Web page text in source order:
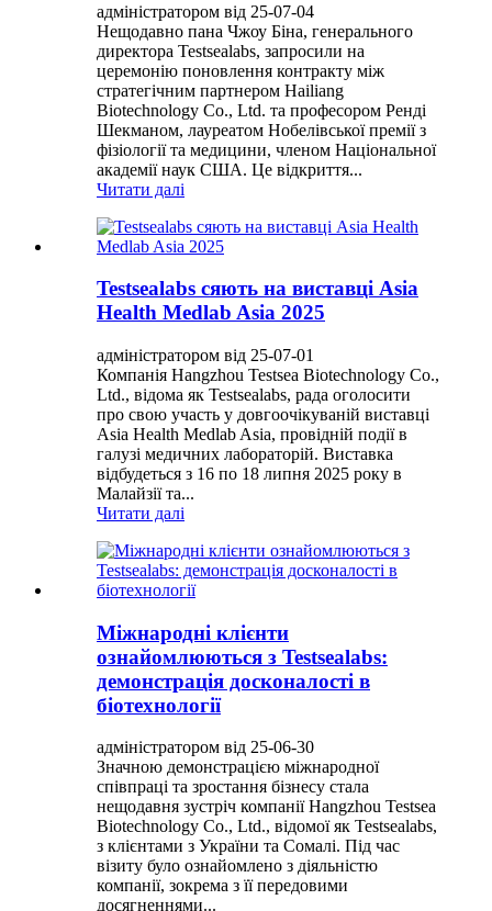
адміністратором від 25-07-04
Нещодавно пана Чжоу Біна, генерального
директора Testsealabs, запросили на
церемонію поновлення контракту між
стратегічним партнером Hailiang
Biotechnology Co., Ltd. та професором Ренді
Шекманом, лауреатом Нобелівської премії з
фізіології та медицини, членом Національної
академії наук США. Це відкриття...
Читати далі
Testsealabs сяють на виставці Asia
Health Medlab Asia 2025
адміністратором від 25-07-01
Компанія Hangzhou Testsea Biotechnology Co.,
Ltd., відома як Testsealabs, рада оголосити
про свою участь у довгоочікуваній виставці
Asia Health Medlab Asia, провідній події в
галузі медичних лабораторій. Виставка
відбудеться з 16 по 18 липня 2025 року в
Малайзії та...
Читати далі
Міжнародні клієнти
ознайомлюються з Testsealabs:
демонстрація досконалості в
біотехнології
адміністратором від 25-06-30
Значною демонстрацією міжнародної
співпраці та зростання бізнесу стала
нещодавня зустріч компанії Hangzhou Testsea
Biotechnology Co., Ltd., відомої як Testsealabs,
з клієнтами з України та Сомалі. Під час
візиту було ознайомлено з діяльністю
компанії, зокрема з її передовими
досягненнями...